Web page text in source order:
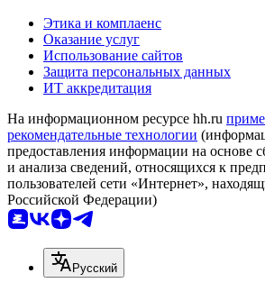
Этика и комплаенс
Оказание услуг
Использование сайтов
Защита персональных данных
ИТ аккредитация
На информационном ресурсе hh.ru
рекомендательные технологии
предоставления информации на основе
и анализа сведений, относящихся к
пользователей сети «Интернет»,
Российской Федерации)
Русский